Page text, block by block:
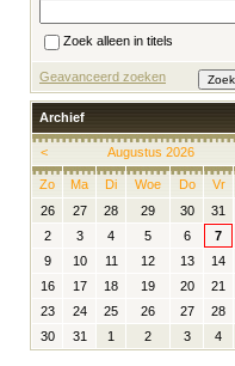
Zoek alleen in titels
Geavanceerd zoeken
Archief
< Augustus 2026
Zo Ma Di Woe Do Vr
26
27 28 29 30 31
2
3 4 5 6 7
9
10 11 12 13 14
16
17 18 19 20 21
23
24 25 26 27 28
30
31 1 2 3 4